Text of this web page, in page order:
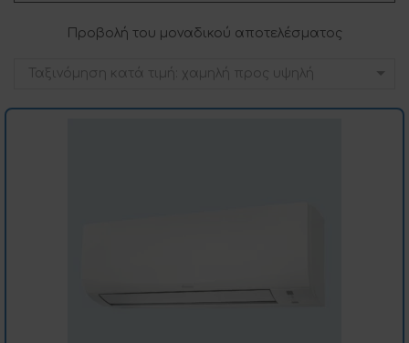
Προβολή του μοναδικού αποτελέσματος
Ταξινόμηση κατά τιμή: χαμηλή προς υψηλή